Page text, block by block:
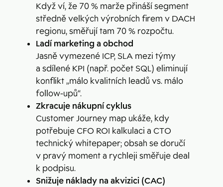
Když ví, že 70 % marže přináší segment
středně velkých výrobních firem v DACH
regionu, směřují tam 70 % rozpočtu.
Ladí marketing a obchod
Jasně vymezené ICP, SLA mezi týmy
a sdílené KPI (např. počet SQL) eliminují
konflikt „málo kvalitních leadů vs. málo
follow-upů“.
Zkracuje nákupní cyklus
Customer Journey map ukáže, kdy
potřebuje CFO ROI kalkulaci a CTO
technický whitepaper; obsah se doručí
v pravý moment a rychleji směřuje deal
k podpisu.
Snižuje náklady na akvizici (CAC)